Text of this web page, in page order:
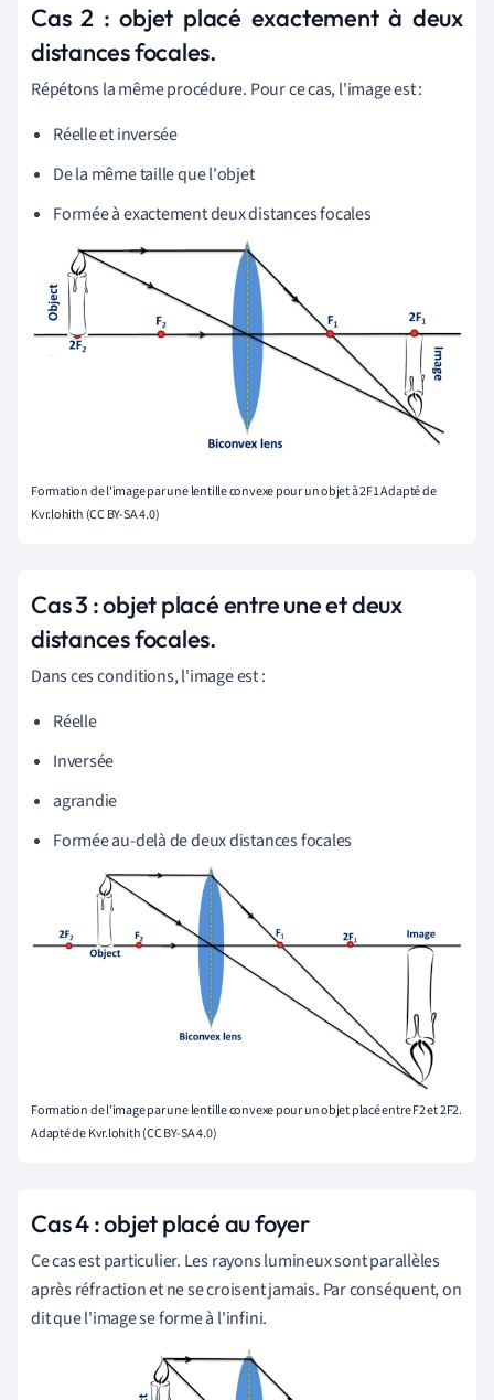
Cas 2 : objet placé exactement à deux
distances focales.
Répétons la même procédure. Pour ce cas, l'image est :
Réelle et inversée
De la même taille que l'objet
Formée à exactement deux distances focales
Formation de l'image par une lentille convexe pour un objet à 2F1 Adapté de
Kvr.lohith (CC BY-SA 4.0)
Cas 3 : objet placé entre une et deux
distances focales.
Dans ces conditions, l'image est :
Réelle
Inversée
agrandie
Formée au-delà de deux distances focales
Formation de l'image par une lentille convexe pour un objet placé entre F2 et 2F2.
Adapté de Kvr.lohith (CC BY-SA 4.0)
Cas 4 : objet placé au foyer
Ce cas est particulier. Les rayons lumineux sont parallèles
après réfraction et ne se croisent jamais. Par conséquent, on
dit que l'image se forme à l'infini.